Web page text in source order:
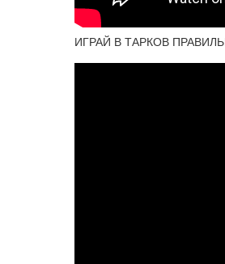
ИГРАЙ В ТАРКОВ